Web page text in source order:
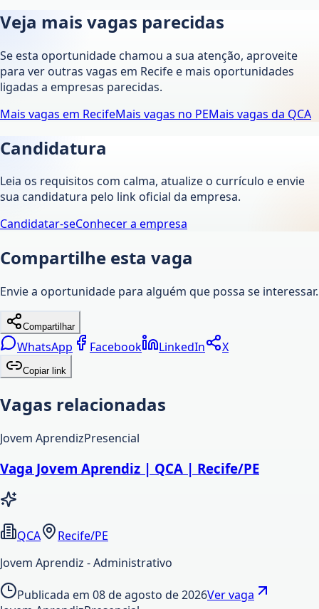
Veja mais vagas parecidas
Se esta oportunidade chamou a sua atenção, aproveite
para ver outras vagas em Recifee mais oportunidades
ligadas a empresas parecidas.
Mais vagas em RecifeMais vagas no PEMais vagas da QCA
Candidatura
Leia os requisitos com calma, atualize o currículo e envie
sua candidatura pelo link oficial da empresa.
Candidatar-seConhecer a empresa
Compartilhe esta vaga
Envie a oportunidade para alguém que possa se interessar.
Compartilhar
WhatsApp Facebook LinkedIn X
Copiar link
Vagas relacionadas
Jovem AprendizPresencial
Vaga Jovem Aprendiz | QCA | Recife/PE
QCA
Recife/PE
Jovem Aprendiz - Administrativo
Publicada em 08 de agosto de 2026Ver vaga